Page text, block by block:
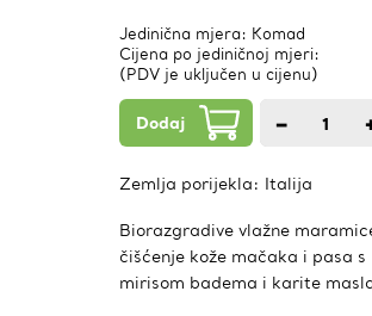
Jedinična mjera: Komad
Cijena po jediničnoj mjeri:
(PDV je uključen u cijenu)
Dodaj − 1
Zemlja porijekla: Italija
Biorazgradive vlažne
čišćenje kože mačaka i pasa s
mirisom badema i karite